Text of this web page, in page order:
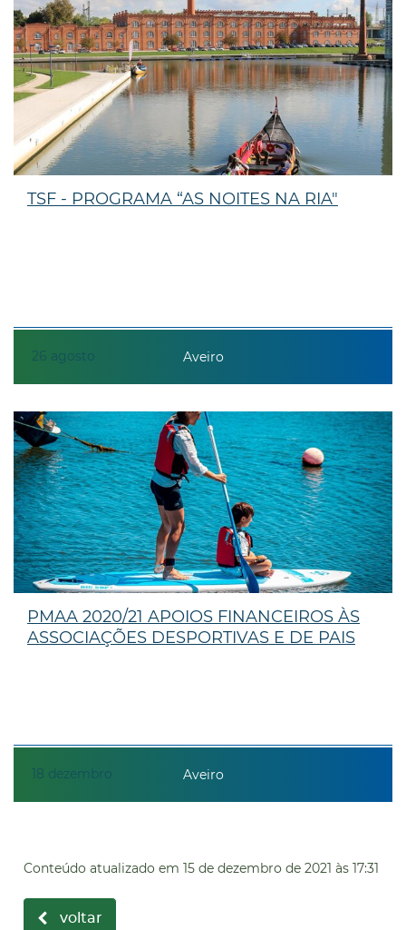
26 agosto
TSF - PROGRAMA “AS NOITES NA RIA"
Aveiro
18 dezembro
PMAA 2020/21 APOIOS FINANCEIROS ÀS
ASSOCIAÇÕES DESPORTIVAS E DE PAIS
Aveiro
Conteúdo atualizado em 15 de dezembro de 2021 às 17:31
voltar